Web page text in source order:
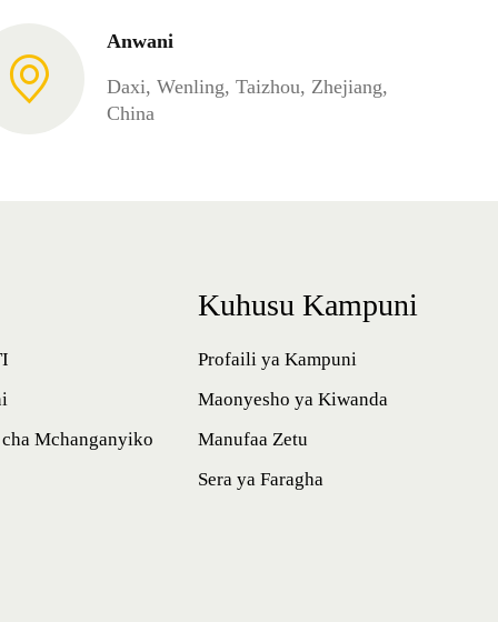
Anwani
Daxi, Wenling, Taizhou, Zhejiang,
China
Mchanganyiko
Kuhusu Kampuni
Profaili ya Kampuni
Maonyesho ya Kiwanda
Manufaa Zetu
Sera ya Faragha